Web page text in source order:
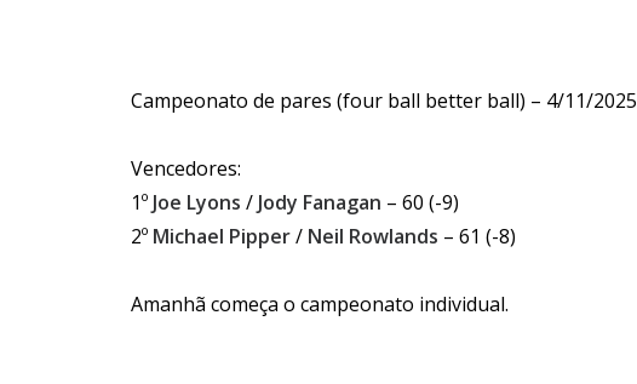
Campeonato de pares (four ball better ball) – 4/11/2025
Vencedores:
1º Joe Lyons / Jody Fanagan – 60 (-9)
2º Michael Pipper/ Neil Rowlands – 61 (-8)
Amanhã começa o campeonato individual.